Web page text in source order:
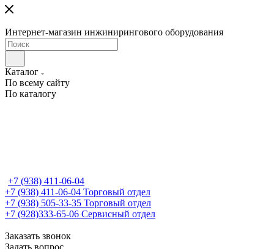
Интернет-магазин инжинирингового оборудования
Каталог
По всему сайту
По каталогу
+7 (938) 411-06-04
+7 (938) 411-06-04 Торговый отдел
+7 (938) 505-33-35 Торговый отдел
+7 (928)333-65-06 Сервисный отдел
Заказать звонок
Задать вопрос